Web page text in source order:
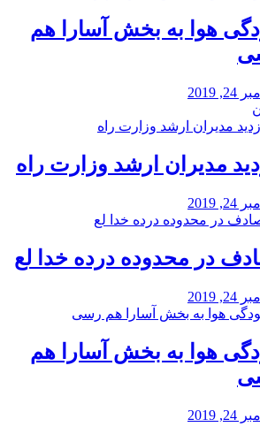
هوا به بخش آسارا هم
2019
مدیران ارشد وزارت راه
2019
در محدوده درده خدا لع
2019
هوا به بخش آسارا هم
2019